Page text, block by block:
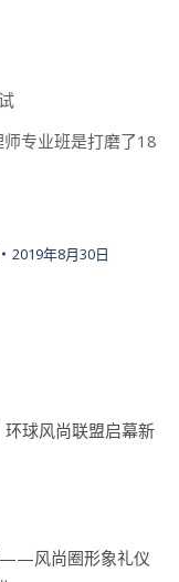
专业班是打磨了18
2019年8月30日
球风尚联盟启幕新
——风尚圈形象礼仪